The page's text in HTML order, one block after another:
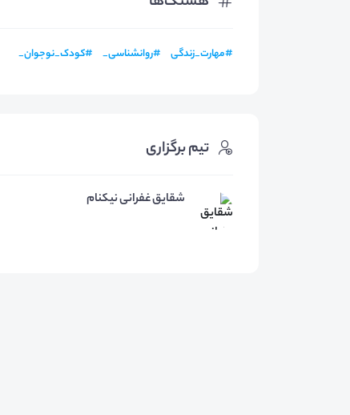
#مهارت_زندگی #روانشناسی_ #کودک_نوجوان_
تیم برگزاری
شقایق غفرانی نیکنام